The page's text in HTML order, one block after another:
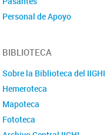
Personal de Apoyo
Comité de evaluación de
CPA
Convocatorias
BIBLIOTECA
Sobre la Biblioteca del IIGHI
Hemeroteca
Mapoteca
Fototeca